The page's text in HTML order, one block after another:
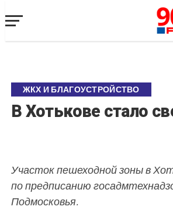
ЖКХ И БЛАГОУСТРОЙСТВО
В Хотькове стало
Участок пешеходной зоны в
по предписанию
Подмосковья.